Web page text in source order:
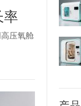
率
压氧舱